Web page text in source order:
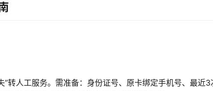
转人工服务。需准备：身份证号、原卡绑定手机号、最近3